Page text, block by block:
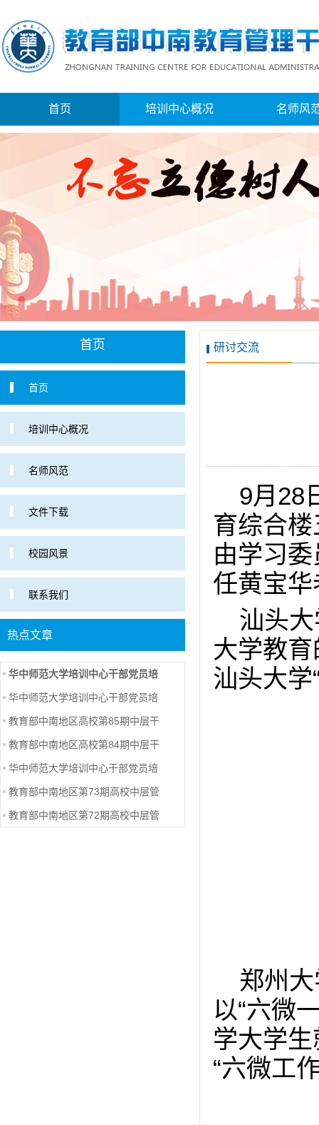
首页 培训中心概况 名师风
首页
首页
培训中心概况
名师风范
文件下载
校园风景
联系我们
热点文章
华中师范大学培训中心干部党员培
华中师范大学培训中心干部党员培
教育部中南地区高校第85期中层干
教育部中南地区高校第84期中层干
华中师范大学培训中心干部党员培
教育部中南地区第73期高校中层管
教育部中南地区第72期高校中层管
研讨交流
9月28
育综合
由学习
任黄宝
汕头
大学教
汕头大学
郑州
以“六微
学大学
“六微工